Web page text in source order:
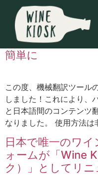
カテゴリ
新機能！DeepL
簡単に
この度、機械翻訳ツール
しました！これにより、
と日本語間のコンテンツ
なりました。 使用方法
日本で唯一のワ
ォームが「Wine
ク）」としてリニ